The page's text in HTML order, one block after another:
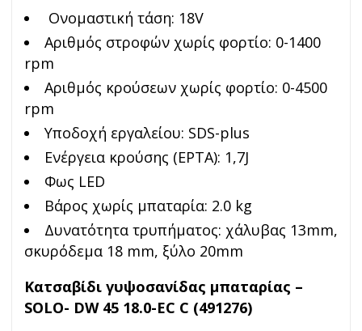
Ονομαστική τάση: 18V
Αριθμός στροφών χωρίς φορτίο: 0-1400
rpm
Αριθμός κρούσεων χωρίς φορτίο: 0-4500
rpm
Υποδοχή εργαλείου: SDS-plus
Ενέργεια κρούσης (EPTA): 1,7J
Φως LED
Βάρος χωρίς μπαταρία: 2.0 kg
Δυνατότητα τρυπήματος: χάλυβας 13mm,
σκυρόδεμα 18 mm, ξύλο 20mm
Κατσαβίδι γυψοσανίδας μπαταρίας –
SOLO- DW 45 18.0-EC C (491276)